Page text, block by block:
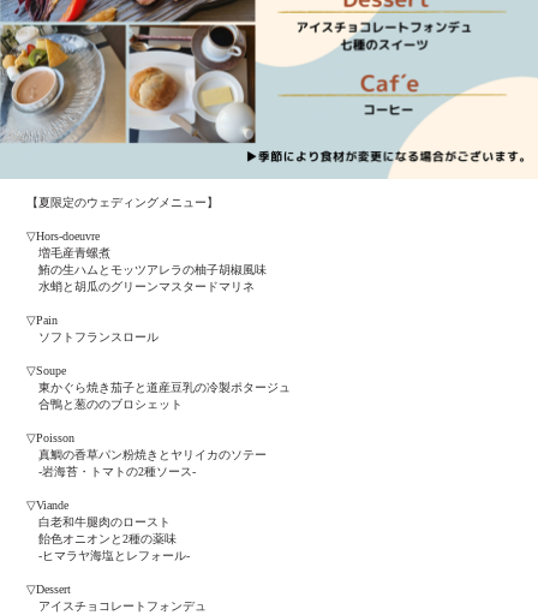
【夏限定のウェディングメニュー】
▽Hors-doeuvre
増毛産青螺煮
鮪の生ハムとモッツアレラの柚子胡椒風味
水蛸と胡瓜のグリーンマスタードマリネ
▽Pain
ソフトフランスロール
▽Soupe
東かぐら焼き茄子と道産豆乳の冷製ポタージュ
合鴨と葱ののブロシェット
▽Poisson
真鯛の香草パン粉焼きとヤリイカのソテー
-岩海苔・トマトの2種ソース-
▽Viande
白老和牛腿肉のロースト
飴色オニオンと2種の薬味
-ヒマラヤ海塩とレフォール-
▽Dessert
アイスチョコレートフォンデュ